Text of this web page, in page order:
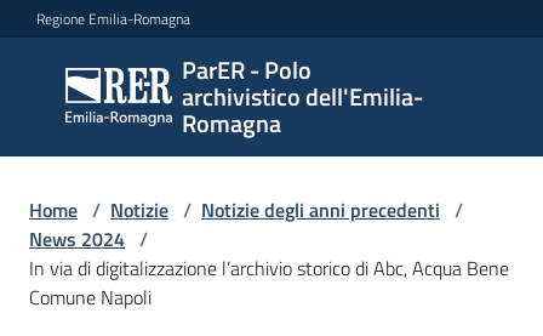
Vai al contenuto
Vai alla navigazione
Vai al footer
Regione Emilia-Romagna
ParER - Polo
archivistico dell'Emilia-
Romagna
ParER -
Polo
archivistico
Romagna
Polo
Home / Notizie / Notizie degli anni precedenti /
News 2024 /
In via di digitalizzazione l’archivio storico di Abc, Acqua Bene
Comune Napoli